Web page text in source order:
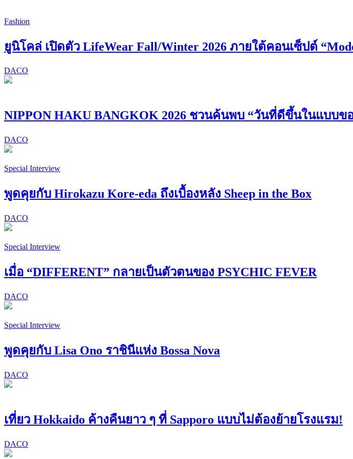
Fashion
ยูนิโคล่ เปิดตัว LifeWear Fall/Winter 2026 ภายใต้คอนเซ็ปต์
DACO
NIPPON HAKU BANGKOK 2026 ชวนค้นพบ “วันที่ดีขึ้นในแบบขอ
DACO
Special Interview
พูดคุยกับ Hirokazu Kore-eda ถึงเบื้องหลัง Sheep in the Box
DACO
Special Interview
เมื่อ “DIFFERENT” กลายเป็นตัวตนของ PSYCHIC FEVER
DACO
Special Interview
พูดคุยกับ Lisa Ono ราชินีแห่ง Bossa Nova
DACO
เที่ยว Hokkaido ค้างคืนยาว ๆ ที่ Sapporo แบบไม่ต้องย้ายโรงแรม!
DACO